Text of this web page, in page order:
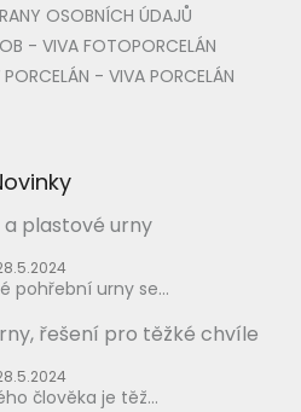
OSOBNÍCH ÚDAJŮ
- VIVA FOTOPORCELÁN
- VIVA PORCELÁN
a plastové urny
pohřební urny se...
řešení pro těžké chvíle
člověka je těž...